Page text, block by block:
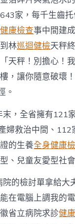
家，每千生齒
康檢查事中間建
林巡迴健檢天秤
天秤！別擔心！
，讓你隨意破壞
。
，全省擁有121
婦救治中間、112
的生養全身健康
、兒童友愛型社會
院的檢討單拿給大
在電腦上調我的
省立病院求診健